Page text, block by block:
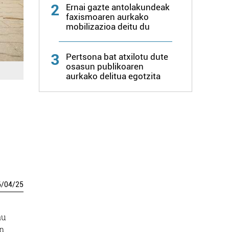
/04/25
2
Ernai gazte antolakundeak
faxismoaren aurkako
mobilizazioa deitu du
3
Pertsona bat atxilotu dute
osasun publikoaren
aurkako delitua egotzita